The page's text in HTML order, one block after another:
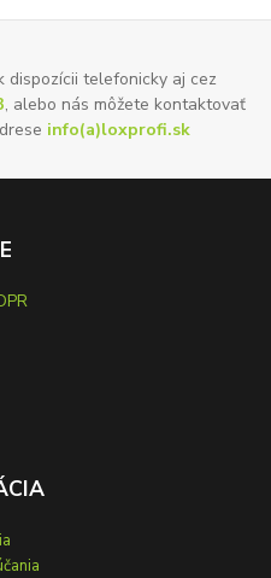
dispozícii telefonicky aj cez
, alebo nás môžete kontaktovať
info(a)loxprofi.sk